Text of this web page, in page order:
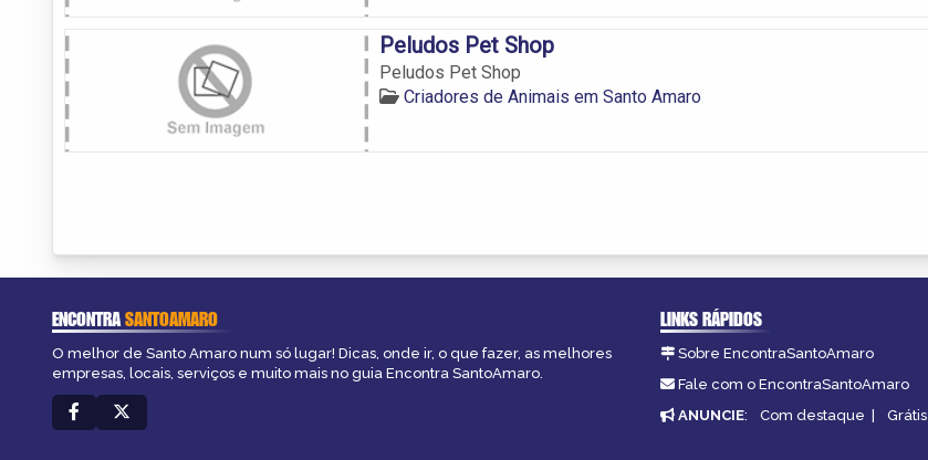
Peludos Pet Shop
Peludos Pet Shop
Criadores de Animais em Santo Amaro
ENCONTRASANTOAMARO
O melhor de Santo Amaro num só lugar! Dicas, onde ir, o que fazer, as melhores
empresas, locais, serviços e muito mais no guia Encontra SantoAmaro.
LINKS RÁPIDOS
Sobre EncontraSantoAmaro
Fale com o EncontraSantoAmaro
ANUNCIE: Com destaque | Grátis